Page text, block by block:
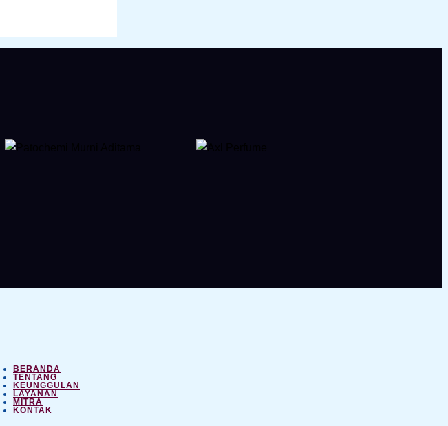
BERANDA
TENTANG
KEUNGGULAN
LAYANAN
MITRA
KONTAK